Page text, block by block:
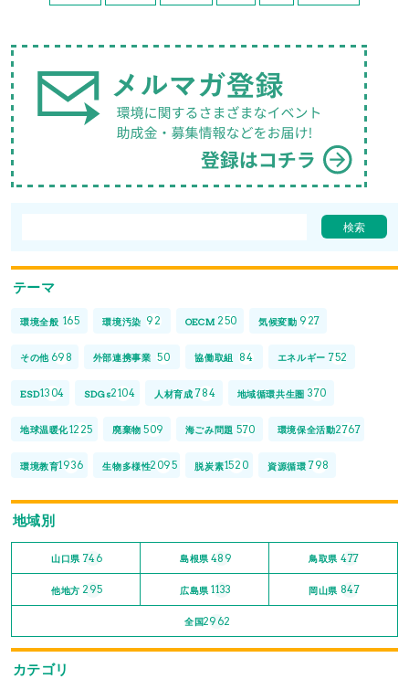
テーマ
環境全般 165 環境汚染 92 OECM 250 気候変動 927
その他 698 外部連携事業 50 協働取組 84 エネルギー 752
ESD1304 SDGs2104 人材育成 784 地域循環共生圏 370
地球温暖化1225 廃棄物 509 海ごみ問題 570 環境保全活動2767
環境教育1936 生物多様性2095 脱炭素1520 資源循環 798
地域別
山口県 746 島根県 489 鳥取県 477
他地方 295 広島県 1133 岡山県 847
全国2962
カテゴリ